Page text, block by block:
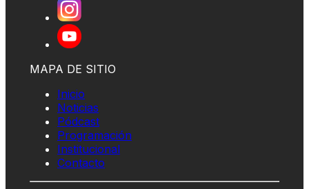
MAPA DE SITIO
Inicio
Noticias
Pódcast
Programación
Institucional
Contacto